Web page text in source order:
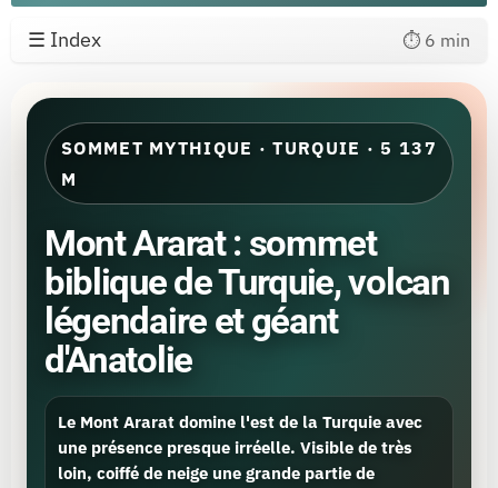
☰ Index ⏱️ 6 min
SOMMET MYTHIQUE · TURQUIE · 5 137
M
Mont Ararat : sommet
biblique de Turquie, volcan
légendaire et géant
d'Anatolie
Le Mont Ararat domine l'est de la Turquie avec
une présence presque irréelle. Visible de très
loin, coiffé de neige une grande partie de